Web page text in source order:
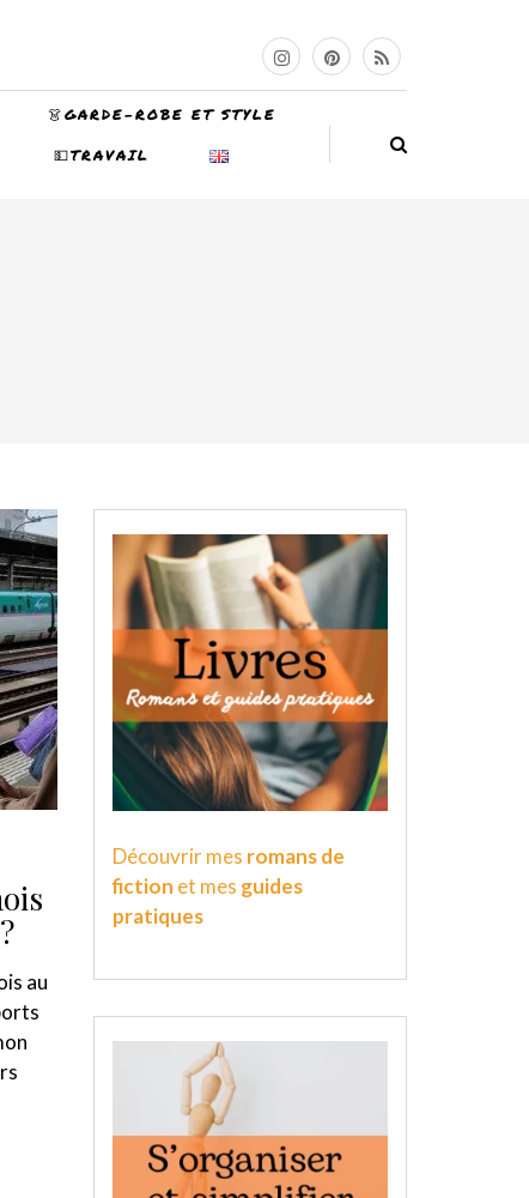
👗GARDE-ROBE ET STYLE
💵TRAVAIL
au
Découvrir mes romans de
fiction et mes guides
pratiques